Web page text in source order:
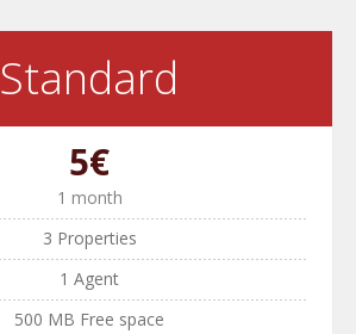
Standard
5€
1 month
3 Properties
1 Agent
500 MB Free space